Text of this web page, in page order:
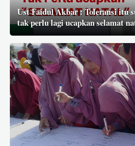
Ust Faidul Akbar : Toleransi itu
tak perlu lagi ucapkan selamat